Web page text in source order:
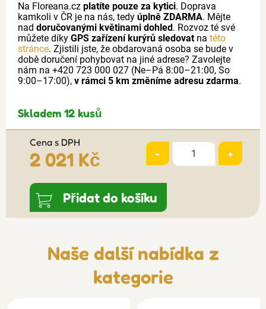
Na Floreana.cz platíte pouze za kytici. Doprava
kamkoli v ČR je na nás, tedy úplně ZDARMA. Mějte
nad doručovanými květinami dohled. Rozvoz té své
můžete díky GPS zařízení kurýrů sledovatna této
stránce. Zjistili jste, že obdarovaná osoba se bude v
době doručení pohybovat na jiné adrese? Zavolejte
nám na +420 723 000 027 (Ne–Pá 8:00–21:00, So
9:00–17:00), v rámci 5 km změníme adresu zdarma.
Skladem 12 kusů
Cena s DPH
2 021 Kč - +
Přidat do košíku
Naše další nabídka z
kategorie